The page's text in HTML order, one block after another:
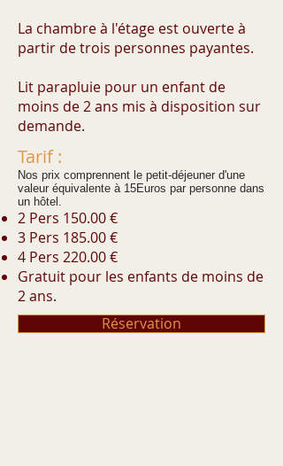
La chambre à l'étage est ouverte à
partir de trois personnes payantes.
Lit parapluie pour un enfant de
moins de 2 ans mis à disposition sur
demande.
Tarif :
Nos prix comprennent le petit-déjeuner d'une
valeur équivalente à 15Euros par personne dans
un hôtel.
2 Pers 150.00 €
3 Pers 185.00 €
4 Pers 220.00 €
Gratuit pour les enfants de moins de
2 ans.
Réservation